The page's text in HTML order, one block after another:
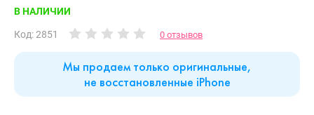
В НАЛИЧИИ
Код: 2851 0 отзывов
Мы продаем только оригинальные,
не восстановленные iPhone